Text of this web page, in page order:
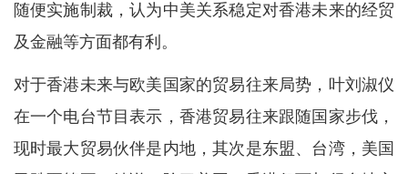
随便实施制裁，认为中美关系稳定对香港未来的经贸
及金融等方面都有利。
对于香港未来与欧美国家的贸易往来局势，叶刘淑仪
在一个电台节目表示，香港贸易往来跟随国家步伐，
现时最大贸易伙伴是内地，其次是东盟、台湾，美国